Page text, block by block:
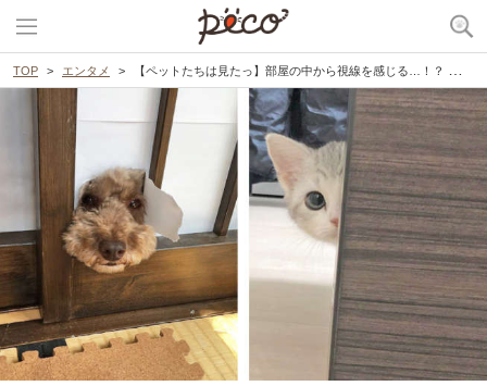
TOP エンタメ 【ペットたちは見たっ】部屋の中から視線を感じる…！？ キュートな覗き魔さんたちが大集合♪(10枚)